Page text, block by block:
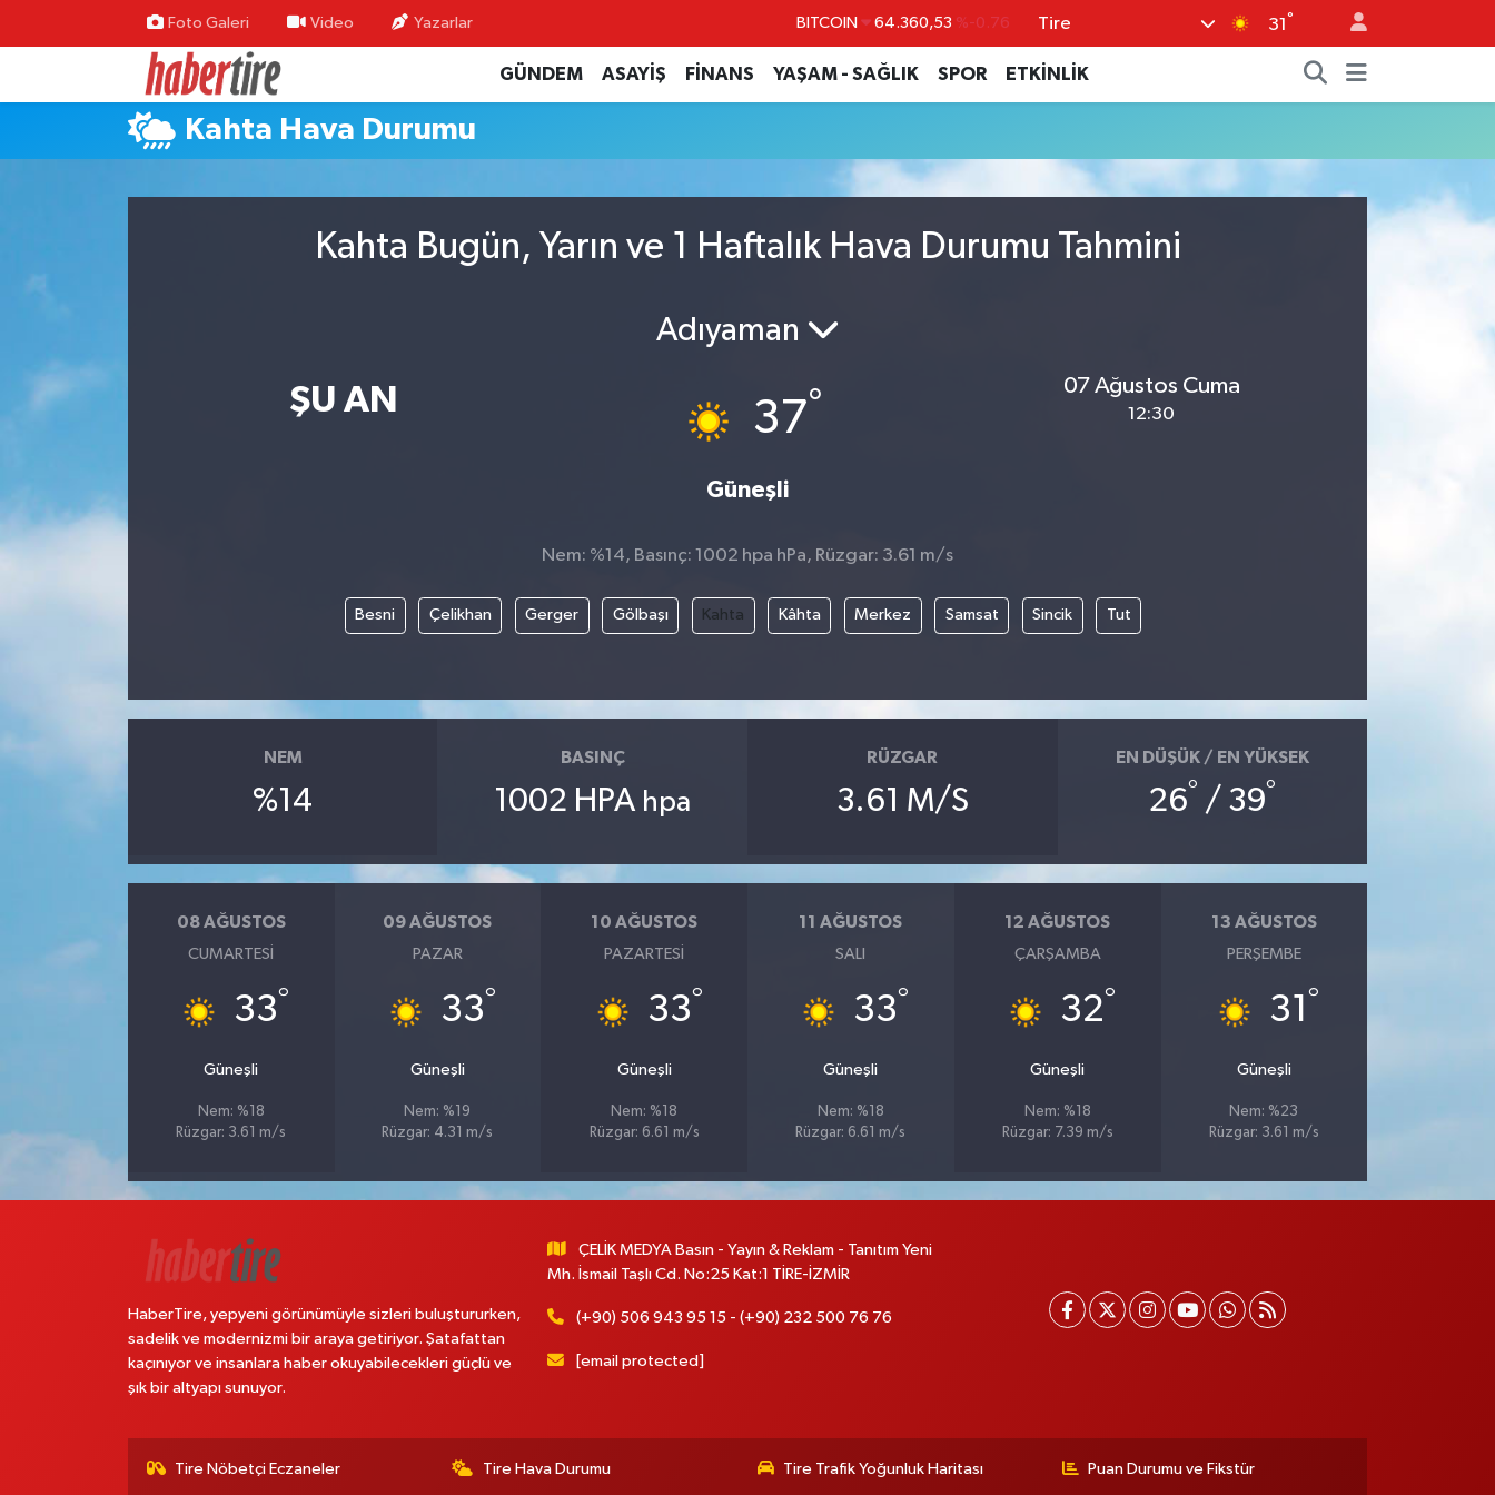
Foto Galeri Video Yazarlar BITCOIN 64.360,53 %-0.76
DOLAR 47,7069 %0.17
EURO 55,0265 %0.01
6618.49
Tire 31 °
GÜNDEM ASAYİŞ FİNANS YAŞAM - SAĞLIK SPOR ETKİNLİK
Kahta Hava Durumu
Kahta Bugün, Yarın ve 1 Haftalık Hava Durumu Tahmini
ŞU AN
Adıyaman
37°
Güneşli
07 Ağustos Cuma
12:30
Nem: %14, Basınç: 1002 hpa hPa, Rüzgar: 3.61 m/s
Besni Çelikhan Gerger Gölbaşı Kahta Kâhta Merkez Samsat Sincik Tut
NEM
%14
BASINÇ
1002 HPA hpa
RÜZGAR
3.61 M/S
EN DÜŞÜK / EN YÜKSEK
26° / 39°
08 AĞUSTOS
CUMARTESI
33°
Güneşli
Nem: %18
Rüzgar: 3.61 m/s
09 AĞUSTOS
PAZAR
33°
Güneşli
Nem: %19
Rüzgar: 4.31 m/s
10 AĞUSTOS
PAZARTESI
33°
Güneşli
Nem: %18
Rüzgar: 6.61 m/s
11 AĞUSTOS
SALI
33°
Güneşli
Nem: %18
Rüzgar: 6.61 m/s
12 AĞUSTOS
ÇARŞAMBA
32°
Güneşli
Nem: %18
Rüzgar: 7.39 m/s
13 AĞUSTOS
PERŞEMBE
31 °
Güneşli
Nem: %23
Rüzgar: 3.61 m/s
HaberTire, yepyeni görünümüyle sizleri buluştururken,
sadelik ve modernizmi bir araya getiriyor. Şatafattan
kaçınıyor ve insanlara haber okuyabilecekleri güçlü ve
şık bir altyapı sunuyor.
ÇELİK MEDYA Basın - Yayın & Reklam - Tanıtım Yeni
Mh. İsmail Taşlı Cd. No:25 Kat:1 TİRE-İZMİR
(+90) 506 943 95 15 - (+90) 232 500 76 76
[email protected]
Tire Nöbetçi Eczaneler Tire Hava Durumu Tire Trafik Yoğunluk Haritası Puan Durumu ve Fikstür
Tire Nöbetçi Eczaneler
Tire Hava Durumu
Tire Trafik Yoğunluk Haritası
Süper Lig Puan Durumu ve Fikstür
Son Dakika Haberleri